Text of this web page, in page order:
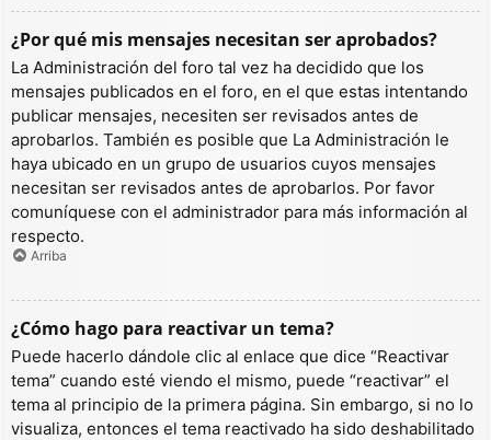
¿Por qué mis mensajes necesitan ser aprobados?
La Administración del foro tal vez ha decidido que los
mensajes publicados en el foro, en el que estas intentando
publicar mensajes, necesiten ser revisados antes de
aprobarlos. También es posible que La Administración le
haya ubicado en un grupo de usuarios cuyos mensajes
necesitan ser revisados antes de aprobarlos. Por favor
comuníquese con el administrador para más información al
respecto.
Arriba
¿Cómo hago para reactivar un tema?
Puede hacerlo dándole clic al enlace que dice “Reactivar
tema” cuando esté viendo el mismo, puede “reactivar” el
tema al principio de la primera página. Sin embargo, si no lo
visualiza, entonces el tema reactivado ha sido deshabilitado